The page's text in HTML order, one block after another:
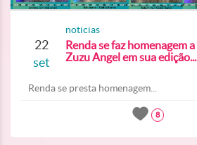
22
set
noticias
Renda se faz homenagem a
Zuzu Angel em sua edição...
Renda se presta homenagem...
8